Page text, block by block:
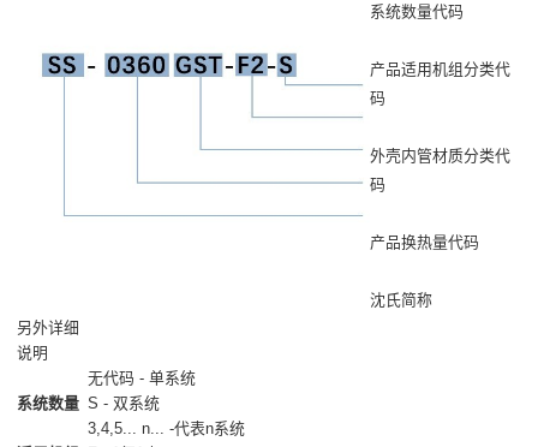
系统数量代码
产品适用机组分类代
码
外壳内管材质分类代
码
产品换热量代码
沈氏简称
另外详细
说明
系统数量
无代码 - 单系统
S - 双系统
3,4,5... n... -代表n系统